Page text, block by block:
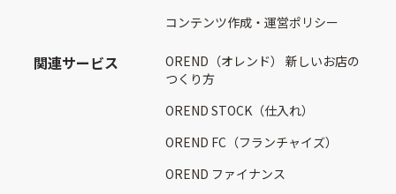
コンテンツ作成・運営ポリシー
関連サービス
OREND（オレンド） 新しいお店の
つくり方
OREND STOCK（仕入れ）
OREND FC（フランチャイズ）
OREND ファイナンス